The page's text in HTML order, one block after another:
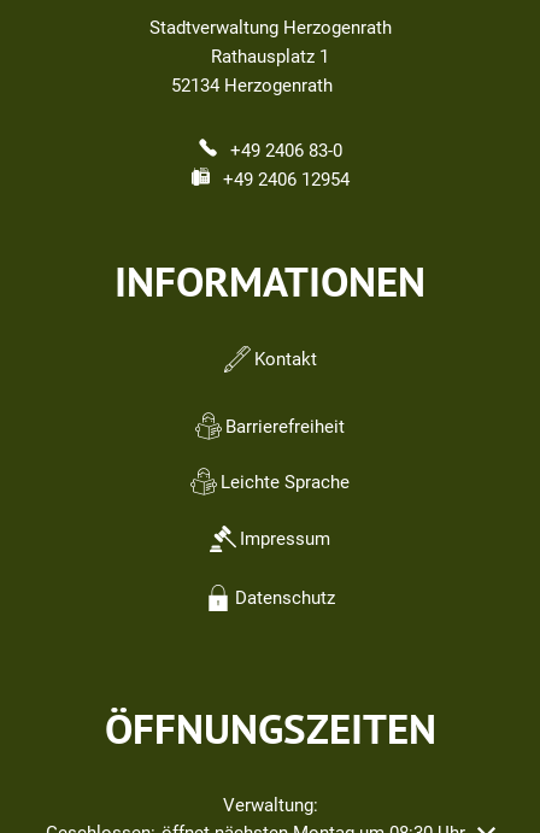
Stadtverwaltung Herzogenrath
Rathausplatz 1
52134 Herzogenrath
+49 2406 83-0
+49 2406 12954
INFORMATIONEN
Kontakt
Barrierefreiheit
Leichte Sprache
Impressum
Datenschutz
ÖFFNUNGSZEITEN
Verwaltung: